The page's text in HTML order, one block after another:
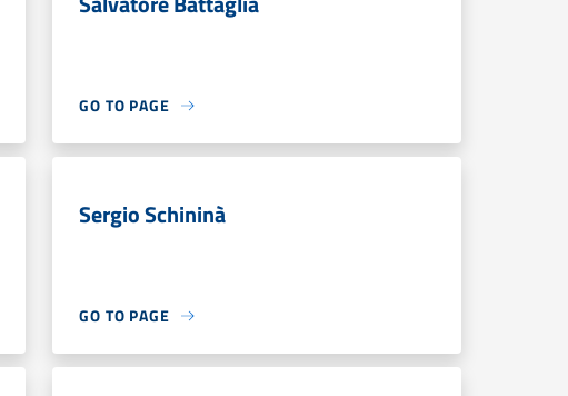
GO TO PAGE
Sergio Schininà
GO TO PAGE